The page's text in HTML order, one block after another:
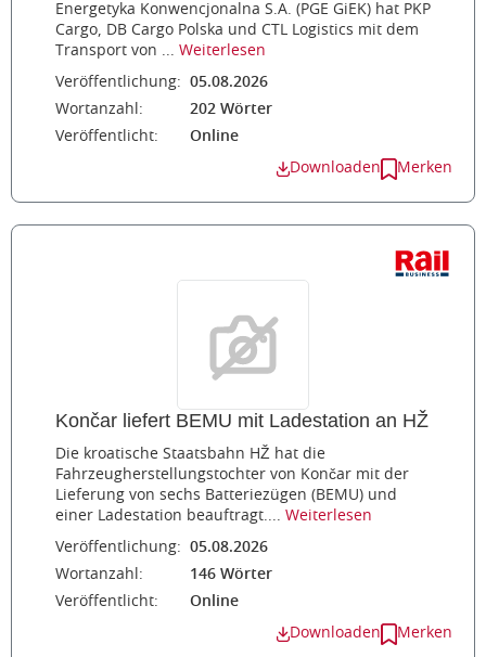
Energetyka Konwencjonalna S.A. (PGE GiEK) hat PKP
Cargo, DB Cargo Polska und CTL Logistics mit dem
Transport von ... Weiterlesen
Veröffentlichung:
05.08.2026
Wortanzahl:
202 Wörter
Veröffentlicht:
Online
Downloaden Merken
Končar liefert BEMU mit Ladestation an HŽ
Die kroatische Staatsbahn HŽ hat die
Fahrzeugherstellungstochter von Končar mit der
Lieferung von sechs Batteriezügen (BEMU) und
einer Ladestation beauftragt.... Weiterlesen
Veröffentlichung:
05.08.2026
Wortanzahl:
146 Wörter
Veröffentlicht:
Online
Downloaden Merken